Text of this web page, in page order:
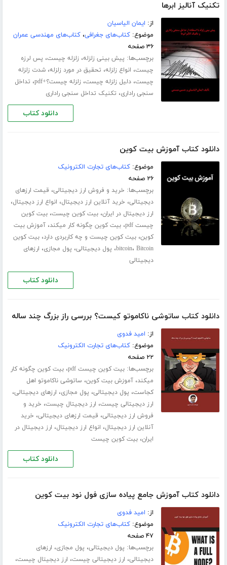
تکنیک آنالیز ابرها
از: ایمان الیاسیان
موضوع:کتاب‌های جغرافی،کتاب‌های مهندسی عمران
۳۶ صفحه
برچسب‌ها: پیش بینی زلزله، زلزله چیست، پس لرزه
چیست، انواع زلزله، تحقیق در مورد زلزله،شدت زلزله
چیست،دلیل زلزله چیست، زلزله چیست؟+pdf ، تداخل
سنجی راداری، تکنیک تداخل سنجی راداری
دانلود کتاب
دانلود کتاب آموزش بیت کوین
موضوع:کتاب‌های تجارت الکترونیک
۲۶ صفحه
برچسب‌ها: خرید و فروش ارز دیجیتالی، قیمت ارزهای
دیجیتالی، خرید آنلاین ارز دیجیتال، انواع ارز دیجیتال،
ارز دیجیتال در ایران،بیت کوین چیست،بیت کوین
چیست pdf
،بیت کوین چگونه کار میکند،آموزش بیت
کوین،بیت کوین چیست و چه کاربردی دارد،بیت کوین
bitcoin، Bitcoin ، پول دیجیتالی، پول مجازی، ارزهای
دیجیتالی
دانلود کتاب
دانلود کتاب ساتوشی ناکاموتو کیست؟ بررسی راز بزرگ چند ساله
از: امید فدوی
موضوع:کتاب‌های تجارت الکترونیک
۲۲ صفحه
برچسب‌ها:بیت کوین چیست pdf ،بیت کوین چگونه کار
میکند،آموزش بیت کوین، ساتوشی ناکاموتو اهل
کجاست، پول دیجیتالی، پول مجازی، ارزهای دیجیتالی،
ارز دیجیتالی چیست، ارز دیجیتال چیست، خرید و
فروش ارز دیجیتالی، قیمت ارزهای دیجیتالی، خرید
آنلاین ارز دیجیتال، انواع ارز دیجیتال، ارز دیجیتال در
ایران،بیت کوین چیست
دانلود کتاب
دانلود کتاب آموزش جامع پیاده سازی فول نود بیت کوین
از: امید فدوی
موضوع:کتاب‌های تجارت الکترونیک
۴۷ صفحه
برچسب‌ها: پول دیجیتالی، پول مجازی، ارزهای
دیجیتالی، ارز دیجیتالی چیست، ارز دیجیتال چیست،